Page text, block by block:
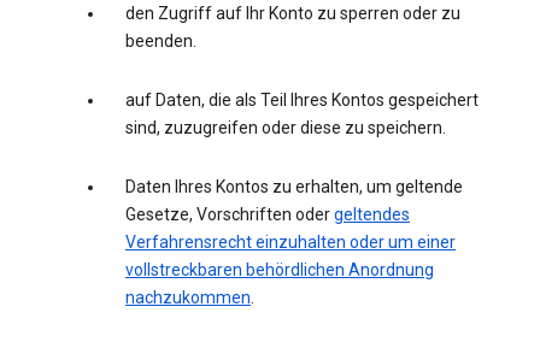
den Zugriff auf Ihr Konto zu sperren oder zu
beenden.
auf Daten, die als Teil Ihres Kontos gespeichert
sind, zuzugreifen oder diese zu speichern.
Daten Ihres Kontos zu erhalten, um geltende
Gesetze, Vorschriften odergeltendes
Verfahrensrecht einzuhalten oder um einer
vollstreckbaren behördlichen Anordnung
nachzukommen.